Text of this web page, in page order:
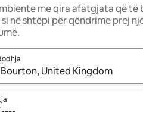
me qira afatgjata që të
në shtëpi për qëndrime prej
të jenë të disponueshme,